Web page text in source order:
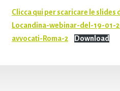
Clicca qui per scaricare le slides
Locandina-webinar-del-19-
avvocati-Roma-2
Download